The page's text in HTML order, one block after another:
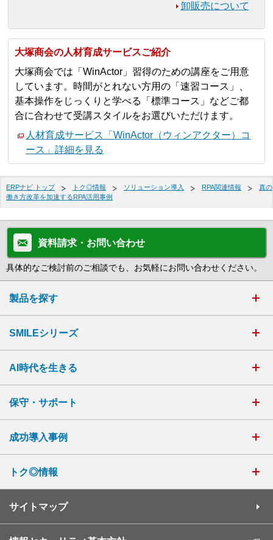
卸販売について
大塚商会の人材育成サービスご紹介
大塚商会では「WinActor」習得のための講座をご用意
しています。時間がとれない方用の「速習コース」、
基本操作をじっくりと学べる「標準コース」などご都
合に合わせて受講スタイルをお選びいただけます。
人材育成サービス「WinActor（ウィンアクター）コ
ース」詳細を見る
ERPナビ トップ トク◎情報 ソリューション導入 RPA関連情報
真の
働き方改革を加速するRPA活用事例
資料請求・お問い合わせ
具体的なご検討前のご相談でも、お気軽にお問い合わせください。
製品を探す
SMILEシリーズ
AI時代を生きる
保守・サポート
成功導入事例
トク◎情報
サイトマップ